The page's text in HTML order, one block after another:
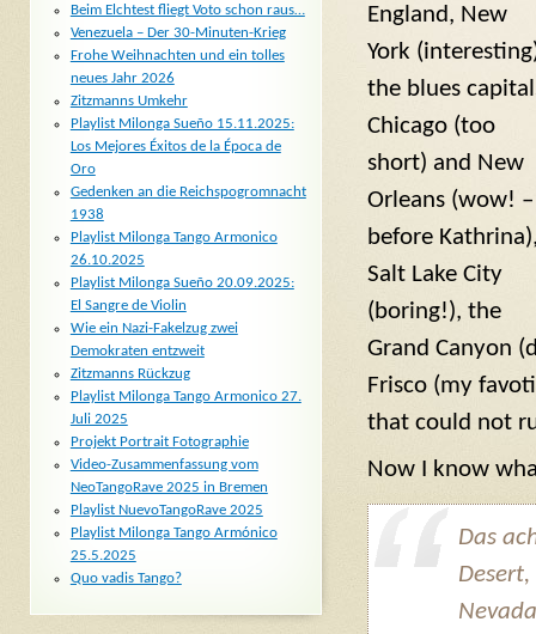
England, New
York
the blues
Chicago (too
short) and New
Orleans (wow! –
before
Salt Lake City
(boring!), the
Grand Canyon
Frisco (my
that could not
Now I know
Das
Beim Elchtest fliegt Voto schon raus…
Venezuela – Der 30-Minuten-Krieg
Frohe Weihnachten und ein tolles
neues Jahr 2026
Zitzmanns Umkehr
Playlist Milonga Sueño 15.11.2025:
Los Mejores Éxitos de la Época de
Oro
Gedenken an die Reichspogromnacht
1938
Playlist Milonga Tango Armonico
26.10.2025
Playlist Milonga Sueño 20.09.2025:
El Sangre de Violin
Wie ein Nazi-Fakelzug zwei
Demokraten entzweit
Zitzmanns Rückzug
Playlist Milonga Tango Armonico 27.
Juli 2025
Projekt Portrait Fotographie
Video-Zusammenfassung vom
NeoTangoRave 2025 in Bremen
Playlist NuevoTangoRave 2025
Playlist Milonga Tango Armónico
25.5.2025
Quo vadis Tango?